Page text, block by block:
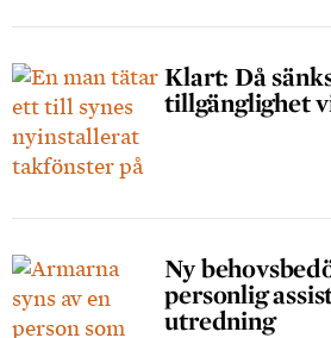
Klart: Då
tillgänglighet
Ny
personlig
utredning